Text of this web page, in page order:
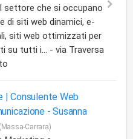
settore che si occupano
di siti web dinamici, e-
siti web ottimizzati per
su tutti i... - via Traversa
| Consulente Web
-Susanna
Carrara)